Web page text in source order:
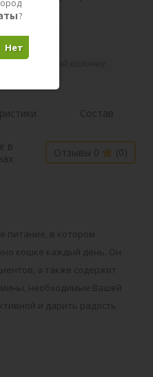
в правой колонке
Состав
в
Отзывы 0 (0)
питание, в котором
кошке каждый день. Он
а также содержит
необходимые Вашей
и дарить радость
?
Нет